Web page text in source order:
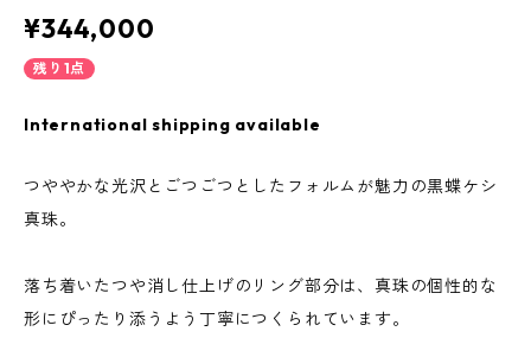
¥344,000
残り1点
International shipping available
つややかな光沢とごつごつとしたフォルムが魅力の黒蝶ケシ
真珠。
落ち着いたつや消し仕上げのリング部分は、真珠の個性的な
形にぴったり添うよう丁寧につくられています。